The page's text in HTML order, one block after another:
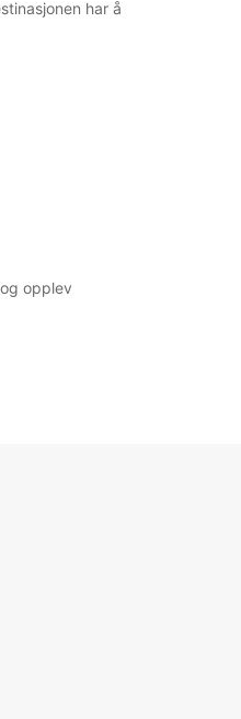
har å
opplev